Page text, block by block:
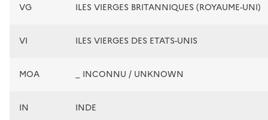
VG ILES VIERGES BRITANNIQUES (ROYAUME-UNI)
VI ILES VIERGES DES ETATS-UNIS
MOA _ INCONNU / UNKNOWN
IN INDE